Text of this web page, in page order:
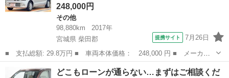
248,000円
その他
98,880km
2017年
宮城県 柴田郡
提携サイト 7月26日
■ 支払総額: 29.8万円 ■ 車両本体価格： 248,000 円 ■ メーカー
名： マツダ ■ 車種名： キャロル ■ グレード名： ＧＸ 衝突
被害軽減システム スマートキー アイドリングストップ 電動格納
柴田郡 その他
どこもローンが通らない…まずはご相談くだ